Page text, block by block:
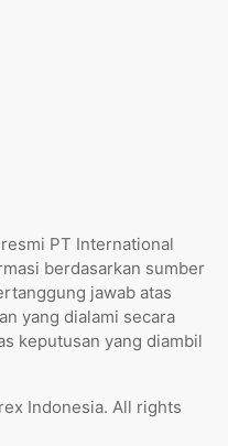
PT International
berdasarkan sumber
jawab atas
yang dialami secara
keputusan yang diambil
Indonesia. All rights